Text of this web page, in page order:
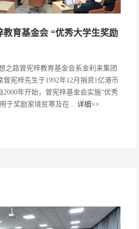
教育基金会 “优秀大学生奖励
之路曾宪梓教育基金会系金利来集团
宪梓先生于1992年12月捐资1亿港币
年开始，曾宪梓基金会实施“优秀
于奖励家境贫寒及在... 详细>>